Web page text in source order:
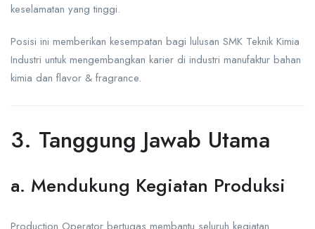
keselamatan yang tinggi.
Posisi ini memberikan kesempatan bagi lulusan SMK Teknik Kimia
Industri untuk mengembangkan karier di industri manufaktur bahan
kimia dan flavor & fragrance.
3. Tanggung Jawab Utama
a. Mendukung Kegiatan Produksi